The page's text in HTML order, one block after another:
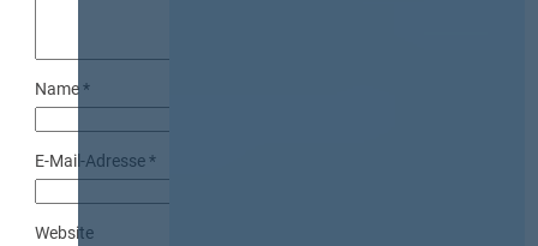
Name*
E-Mail-Adresse*
Website